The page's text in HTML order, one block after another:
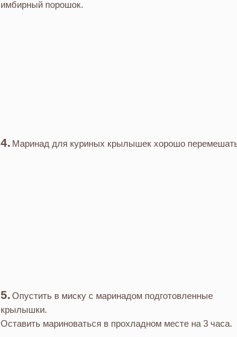
имбирный порошок.
Маринад для куриных крылышек хорошо
Опустить в миску с маринадом подготовленные
крылышки.
Оставить мариноваться в прохладном месте на 3 часа.